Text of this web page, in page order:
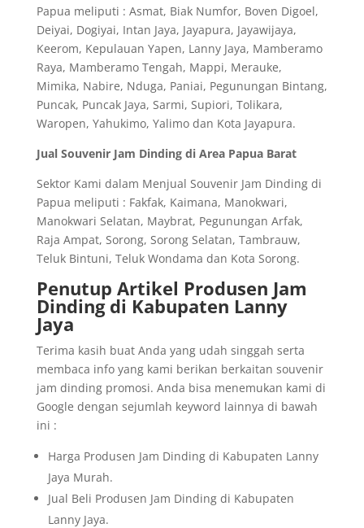
Papua meliputi : Asmat, Biak Numfor, Boven Digoel,
Deiyai, Dogiyai, Intan Jaya, Jayapura, Jayawijaya,
Keerom, Kepulauan Yapen, Lanny Jaya, Mamberamo
Raya, Mamberamo Tengah, Mappi, Merauke,
Mimika, Nabire, Nduga, Paniai, Pegunungan Bintang,
Puncak, Puncak Jaya, Sarmi, Supiori, Tolikara,
Waropen, Yahukimo, Yalimo dan Kota Jayapura.
Jual Souvenir Jam Dinding di Area Papua Barat
Sektor Kami dalam Menjual Souvenir Jam Dinding di
Papua meliputi : Fakfak, Kaimana, Manokwari,
Manokwari Selatan, Maybrat, Pegunungan Arfak,
Raja Ampat, Sorong, Sorong Selatan, Tambrauw,
Teluk Bintuni, Teluk Wondama dan Kota Sorong.
Penutup Artikel Produsen Jam
Dinding di Kabupaten Lanny
Jaya
Terima kasih buat Anda yang udah singgah serta
membaca info yang kami berikan berkaitan souvenir
jam dinding promosi. Anda bisa menemukan kami di
Google dengan sejumlah keyword lainnya di bawah
ini :
Harga Produsen Jam Dinding di Kabupaten Lanny
Jaya Murah.
Jual Beli Produsen Jam Dinding di Kabupaten
Lanny Jaya.